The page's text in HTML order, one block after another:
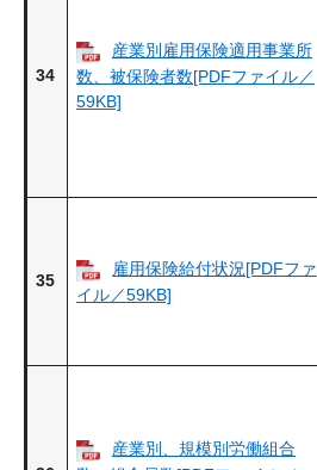
34
産業別雇用保険適用事業所
数、被保険者数[PDFファイル／
59KB]
35
雇用保険給付状況[PDFファ
イル／59KB]
産業別、規模別労働組合